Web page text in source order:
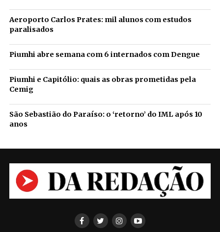
Aeroporto Carlos Prates: mil alunos com estudos
paralisados
Piumhi abre semana com 6 internados com Dengue
Piumhi e Capitólio: quais as obras prometidas pela
Cemig
São Sebastião do Paraíso: o ‘retorno’ do IML após 10
anos